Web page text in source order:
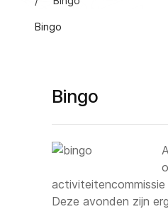
Bingo
Bingo
Deze avonden zijn